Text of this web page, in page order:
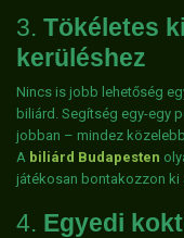
3. Tökéletes
kerüléshez
Nincs is jobb lehetőség
biliárd. Segítség egy-egy
jobban – mindez
A biliárd Budapesten
játékosan bontakozzon ki
4. Egyedi